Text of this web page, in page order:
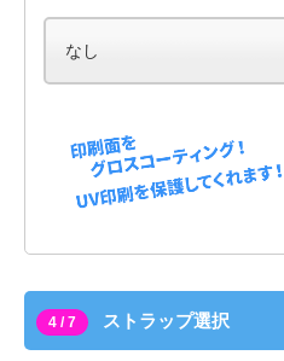
4 / 7 ストラップ選択